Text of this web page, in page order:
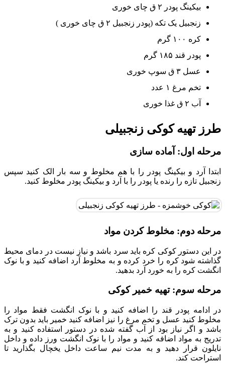
بیکینگ پودر ۲ ق چای خوری
زنجبیل یک تکه (پودر زنجبیل ۲ ق چای خوری )
کره ۱۰۰ گرم
پودر قند ۱۸۵ گرم
عسل ۳ ق سوپ خوری
تخم مرغ ۱ عدد
آب ۲ ق غذا خوری
طرز تهیه کوکی زنجبیلی
مرحله اول: آماده سازی
ابتدا آرد و بیکینگ پودر را با هم مخلوط و سه بار الک کنید سپس
زنجبیل تازه را رنده یا پودر را با آرد و بیکینگ پودر مخلوط کنید.
مرحله دوم: مخلوط کردن مواد
در این دستور کوکی کره باید سرد باشد و نیاز نیست در دمای محیط
گذاشته شود کره را خرد کرده و به مخلوط آرد اضافه کنید و با نوک
انگشت کره را به خورد آرد بدهید.
مرحله سوم: تهیه خمیر کوکی
در ادامه پودر قند را اضافه کنید و با نوک انگشت فقط مواد را
مخلوط کنید عسل و تخم مرغ را نیز اضافه کنید خمیر باید بدون ترک
باشد و اگر نیاز بود از آب گفته شده در دستور استفاده کنید و به
تدریج به مواد اضافه کنید و مواد را با نوک انگشت ورز داده و داخل
نایلون قرار دهید و به مدت نیم ساعت داخل یخچال بگذارید تا
استراحت کند.